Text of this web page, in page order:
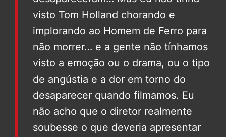
visto Tom Holland chorando e
implorando ao Homem de Ferro para
não morrer… e a gente não tínhamos
visto a emoção ou o drama, ou o tipo
de angústia e a dor em torno do
desaparecer quando filmamos. Eu
não acho que o diretor realmente
soubesse o que deveria apresentar